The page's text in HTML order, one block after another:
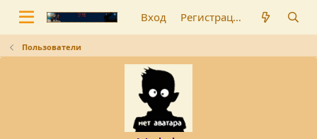
Вход Регистрация
Пользователи